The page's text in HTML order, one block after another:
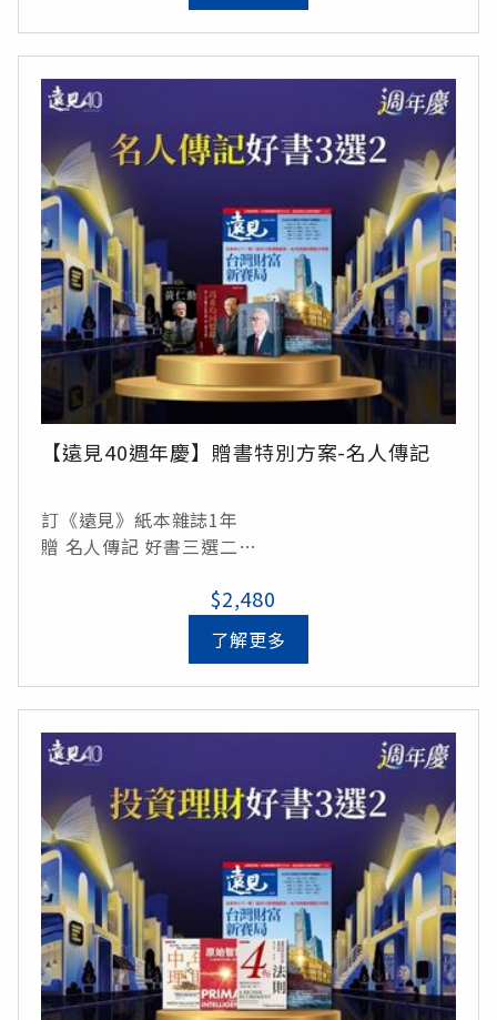
【遠見40週年慶】贈書特別方案-名人傳記
訂《遠見》紙本雜誌1年
贈 名人傳記 好書三選二
《張忠謀自傳上冊》
$2,480
了解更多